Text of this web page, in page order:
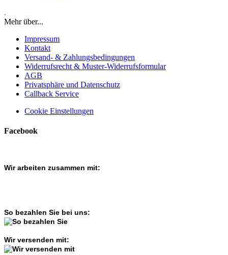
.
Mehr über...
Impressum
Kontakt
Versand- & Zahlungsbedingungen
Widerrufsrecht & Muster-Widerrufsformular
AGB
Privatsphäre und Datenschutz
Callback Service
Cookie Einstellungen
Facebook
Wir arbeiten zusammen mit:
So bezahlen Sie bei uns:
Wir versenden mit: